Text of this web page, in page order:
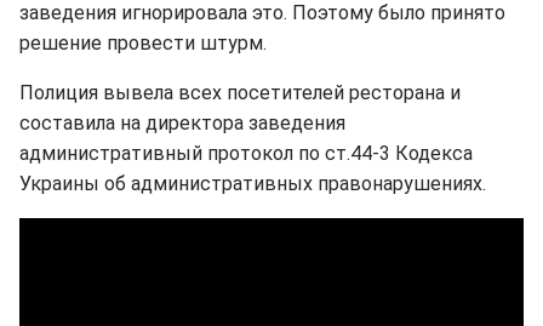
заведения игнорировала это. Поэтому было принято
решение провести штурм.
Полиция вывела всех посетителей ресторана и
составила на директора заведения
административный протокол по ст.44-3 Кодекса
Украины об административных правонарушениях.